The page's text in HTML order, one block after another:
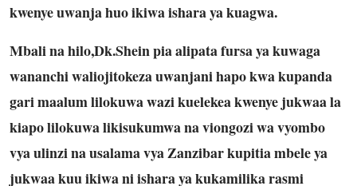
kwenye uwanja huo ikiwa ishara ya kuagwa.
Mbali na hilo,Dk.Shein pia alipata fursa ya kuwaga
wananchi waliojitokeza uwanjani hapo kwa kupanda
gari maalum lilokuwa wazi kuelekea kwenye jukwaa la
kiapo lilokuwa likisukumwa na viongozi wa vyombo
vya ulinzi na usalama vya Zanzibar kupitia mbele ya
jukwaa kuu ikiwa ni ishara ya kukamilika rasmi